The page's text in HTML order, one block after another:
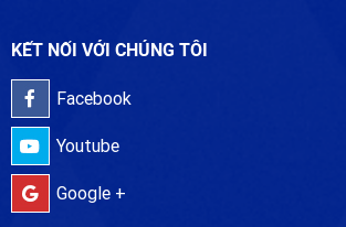
KẾT NỐI VỚI CHÚNG TÔI
Facebook
Youtube
Google +